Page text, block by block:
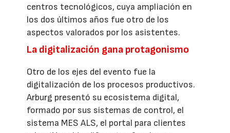
centros tecnológicos, cuya ampliación en
los dos últimos años fue otro de los
aspectos valorados por los asistentes.
La digitalización gana protagonismo
Otro de los ejes del evento fue la
digitalización de los procesos productivos.
Arburg presentó su ecosistema digital,
formado por sus sistemas de control, el
sistema MES ALS, el portal para clientes